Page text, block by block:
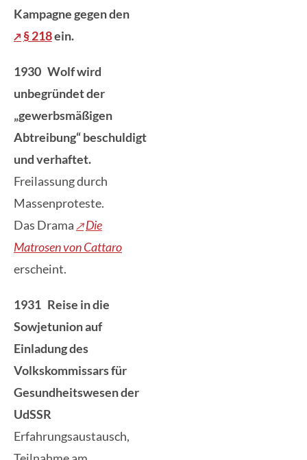
Kampagne gegen den
§ 218ein.
1930 Wolf wird
unbegründet der
„gewerbsmäßigen
Abtreibung“ beschuldigt
und verhaftet.
Freilassung durch
Massenproteste.
Das Drama
Die
Matrosen von Cattaro
erscheint.
1931 Reise in die
Sowjetunion auf
Einladung des
Volkskommissars für
Gesundheitswesen der
UdSSR
Erfahrungsaustausch,